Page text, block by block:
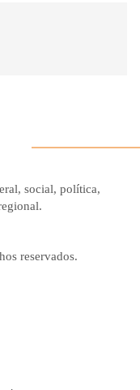
social, política,
reservados.